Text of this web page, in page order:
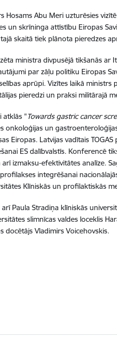
Hosams Abu Meri uzturēsies
un skrīninga attīstību Eiropas
skaitā tiek plānota pieredzes
ministra divpusējā tikšanās ar
par zāļu politiku Eiropas
aprūpi. Vizītes laikā ministrs
pieredzi un praksi militārajā
atklās "Towards gastric cancer
onkoloģijas un
Eiropas. Latvijas vadītais
ES dalībvalstīs. Konferencē
izmaksu-efektivitātes analīze.
integrēšanai
Klīniskās un profilaktiskās
Paula Stradiņa klīniskās
slimnīcas valdes loceklis
docētājs Vladimirs Voicehovskis.